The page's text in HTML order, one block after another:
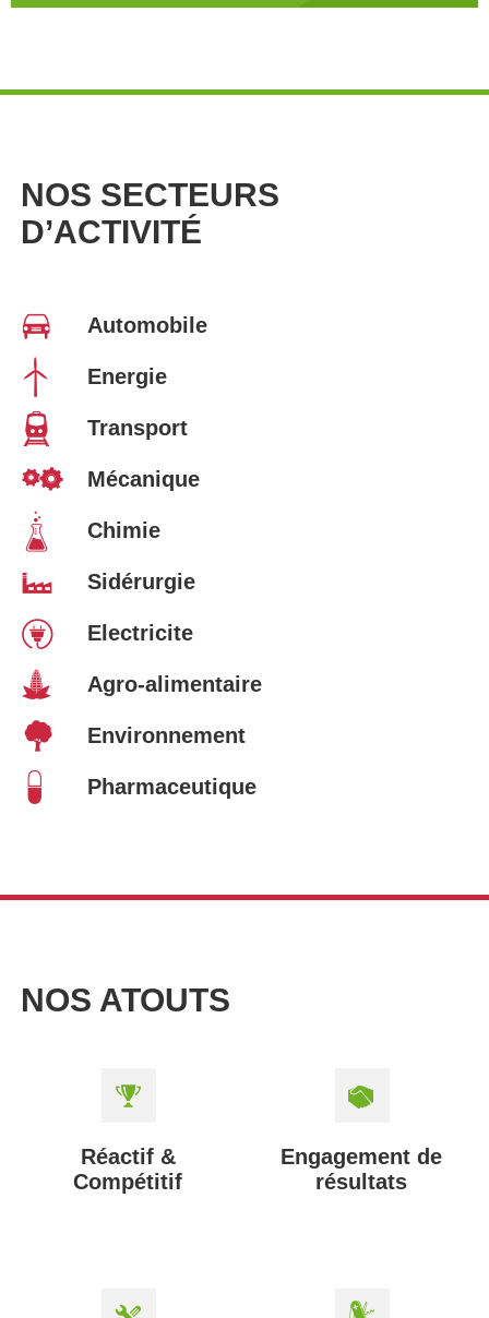
NOS SECTEURS
D’ACTIVITÉ
Automobile
Energie
Transport
Mécanique
Chimie
Sidérurgie
Electricite
Agro-alimentaire
Environnement
Pharmaceutique
NOS ATOUTS
Réactif &
Compétitif
Engagement de
résultats